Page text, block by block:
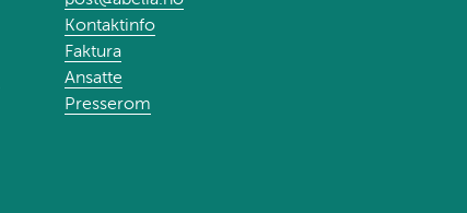
Kontaktinfo
Faktura
Ansatte
Presserom